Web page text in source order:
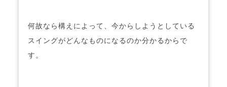
何故なら構えによって、今からしようとしている
スイングがどんなものになるのか分かるからで
す。